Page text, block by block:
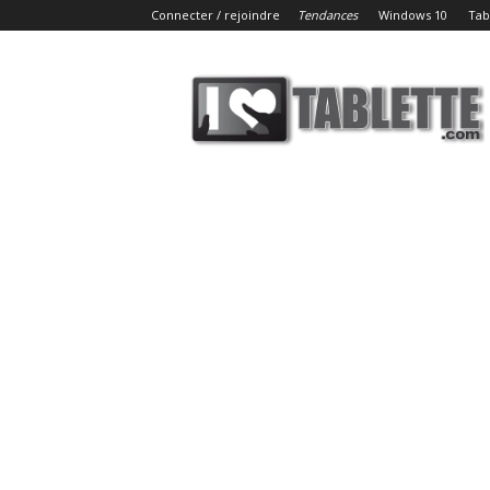
Connecter / rejoindre Tendances Windows 10